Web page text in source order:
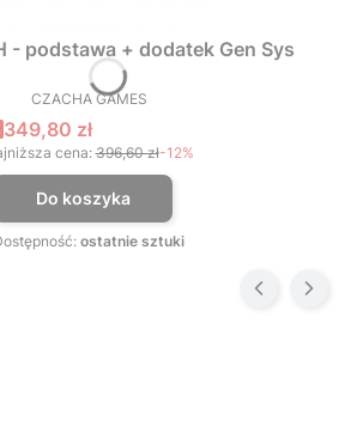
- podstawa + dodatek Gen Sys
PRODUCENT
CZACHA GAMES
Cena promocyjna
349,80 zł
cena:396,60 zł-12%
Do koszyka
ostatnie sztuki